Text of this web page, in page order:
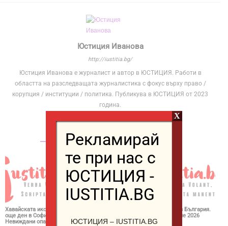
Юстиция Иванова
http://iustitia.bg/
Юстиция Иванова е журналист и автор в ЮСТИЦИЯ. Работи в
областта на разследващата журналистика с фокус върху право /
корупция / институции / политика. Публикува в ЮСТИЦИЯ от 2023
година.
СВЪРЗАНИ СТАТИИ ОЩЕ ОТ АВТОРА
Хавайската икона остава
още ден в София.
Невиждани опашки 2026
Не ходете в гората 2026
Огнен пояс в България.
Опасно време 2026
Рекламирай
те при нас с
ЮСТИЦИЯ -
IUSTITIA.BG
ЮСТИЦИЯ – IUSTITIA.BG
X